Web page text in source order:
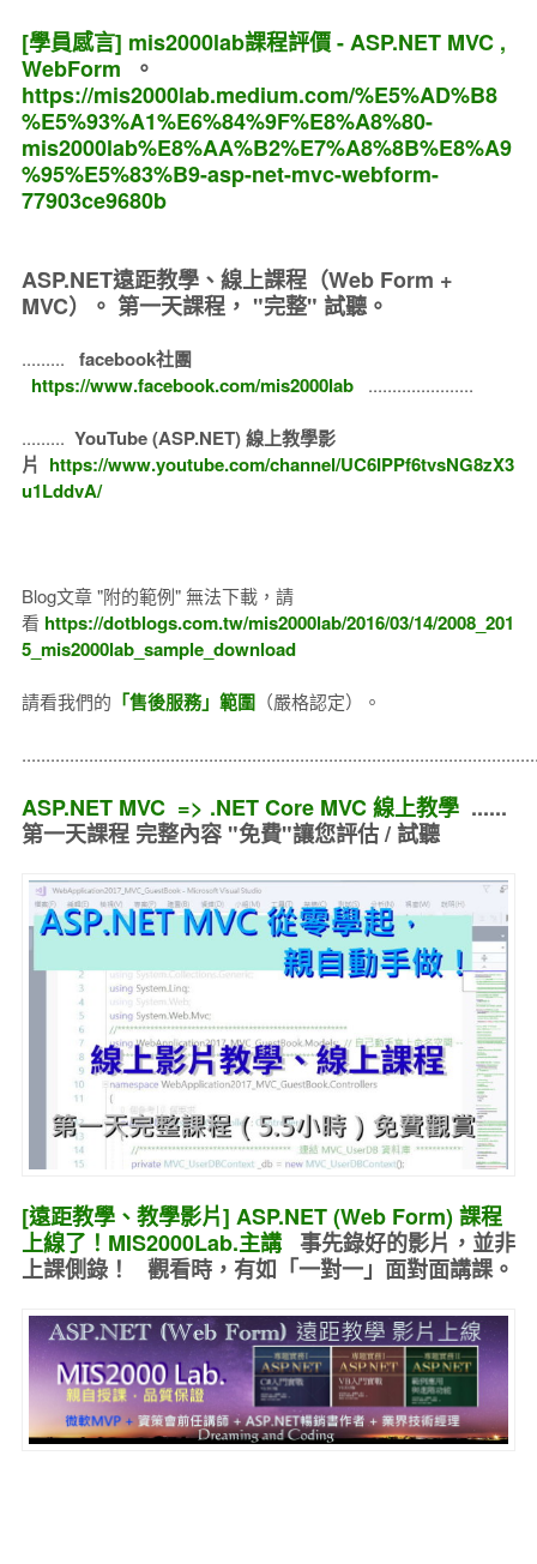
[學員感言] mis2000lab課程評價 - ASP.NET MVC ,
WebForm 。
https://mis2000lab.medium.com/%E5%AD%B8
%E5%93%A1%E6%84%9F%E8%A8%80-
mis2000lab%E8%AA%B2%E7%A8%8B%E8%A9
%95%E5%83%B9-asp-net-mvc-webform-
77903ce9680b
ASP.NET遠距教學、線上課程（Web Form +
MVC）。 第一天課程， "完整" 試聽。
.........
facebook社團
https://www.facebook.com/mis2000lab
......................
......... YouTube (ASP.NET) 線上教學影
片 https://www.youtube.com/channel/UC6IPPf6tvsNG8zX3
u1LddvA/
Blog文章 "附的範例" 無法下載，請
看 https://dotblogs.com.tw/mis2000lab/2016/03/14/2008_201
5_mis2000lab_sample_download
請看我們的 「售後服務」範圍（嚴格認定）。
ASP.NET MVC => .NET Core MVC 線上教學......
第一天課程 完整內容 "免費"讓您評估 / 試聽
[遠距教學、教學影片] ASP.NET (Web Form) 課程
上線了！MIS2000Lab.主講 事先錄好的影片，並非
上課側錄！ 觀看時，有如 「一對一」面對面講課。